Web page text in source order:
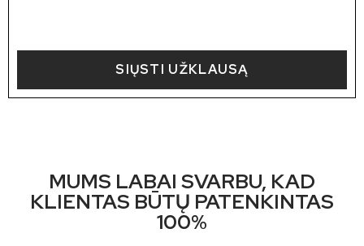
SIŲSTI UŽKLAUSĄ
MUMS LABAI SVARBU, KAD
KLIENTAS BŪTŲ PATENKINTAS
100%